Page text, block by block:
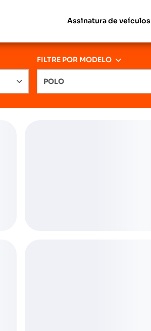
Assinatura de veículos
FILTRE POR MODELO
POLO